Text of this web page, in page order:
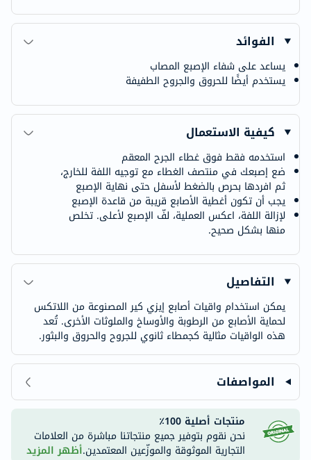
الفوائد
يساعد على شفاء الإصبع المصاب
يستخدم أيضًا للحروق والجروح الطفيفة
كيفية الاستعمال
استخدمه فقط فوق غطاء الجرح المعقم
ضع إصبعك في منتصف الغطاء مع توجيه اللفة للخارج،
ثم افردها بحرص بالضغط لأسفل حتى نهاية الإصبع
يجب أن تكون أغطية الأصابع قريبة من قاعدة الإصبع
لإزالة اللفة، اعكس العملية، لفّ الإصبع لأعلى. تخلص
منها بشكل صحيح.
التفاصيل
يمكن استخدام واقيات أصابع إيزي كير المصنوعة من اللاتكس
لحماية الأصابع من الرطوبة والأوساخ والملوثات الأخرى. تُعد
هذه الواقيات مثالية كجمطاء ثانوي للجروح والحروق والبثور.
المواصفات
منتجات أصلية 100٪
نحن نقوم بتوفير جميع منتجاتنا مباشرة من العلامات
التجارية الموثوقة والموزّعين المعتمدين.أظهر المزيد